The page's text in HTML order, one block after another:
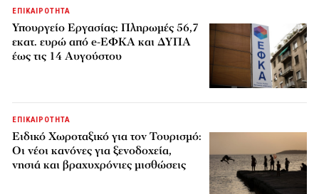
ΕΠΙΚΑΙΡΟΤΗΤΑ
Υπουργείο Εργασίας: Πληρωμές 56,7
εκατ. ευρώ από e-ΕΦΚΑ και ΔΥΠΑ
έως τις 14 Αυγούστου
ΕΠΙΚΑΙΡΟΤΗΤΑ
Ειδικό Χωροταξικό για τον Τουρισμό:
Οι νέοι κανόνες για ξενοδοχεία,
νησιά και βραχυχρόνιες μισθώσεις